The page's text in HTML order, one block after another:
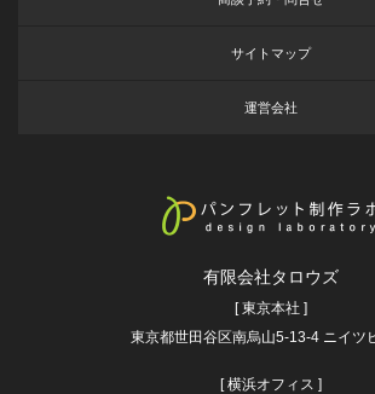
サイトマップ
運営会社
有限会社タロウズ
[ 東京本社 ]
東京都世田谷区南烏山5-13-4 ニイツ
[ 横浜オフィス ]